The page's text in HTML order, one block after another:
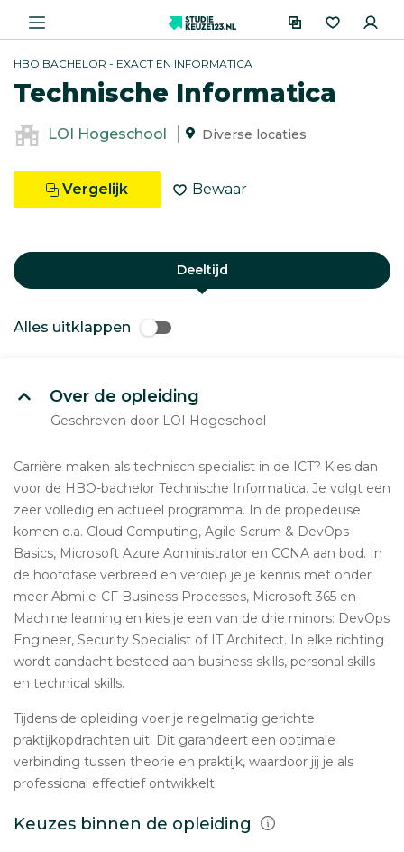
HBO BACHELOR - EXACT EN INFORMATICA
Technische Informatica
LOI Hogeschool Diverse locaties
Vergelijk Bewaar
Deeltijd
Alles uitklappen
Over de opleiding
Geschreven door LOI Hogeschool
Carrière maken als technisch specialist in de ICT? Kies dan
voor de HBO-bachelor Technische Informatica. Je volgt een
zeer volledig en actueel programma. In de propedeuse
komen o.a. Cloud Computing, Agile Scrum & DevOps
Basics, Microsoft Azure Administrator en CCNA aan bod. In
de hoofdfase verbreed en verdiep je je kennis met onder
meer Abmi e-CF Business Processes, Microsoft 365 en
Machine learning en kies je een van de drie minors: DevOps
Engineer, Security Specialist of IT Architect. In elke richting
wordt aandacht besteed aan business skills, personal skills
en technical skills.
Tijdens de opleiding voer je regelmatig gerichte
praktijkopdrachten uit. Dit garandeert een optimale
verbinding tussen theorie en praktijk, waardoor jij je als
professional effectief ontwikkelt.
Keuzes binnen de opleiding